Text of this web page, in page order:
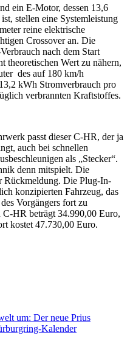
ein E-Motor, dessen 13,6
stellen eine Systemleistung
reine elektrische
Crossover an. Die
nach dem Start
theoretischen Wert zu nähern,
des auf 180 km/h
kWh Stromverbrauch pro
verbrannten Kraftstoffes.
passt dieser C-HR, der ja
auch bei schnellen
als „Stecker“.
denn mitspielt. Die
Rückmeldung. Die Plug-In-
konzipierten Fahrzeug, das
Vorgängers fort zu
C-HR beträgt 34.990,00 Euro,
kostet 47.730,00 Euro.
um: Der neue Prius
Kalender